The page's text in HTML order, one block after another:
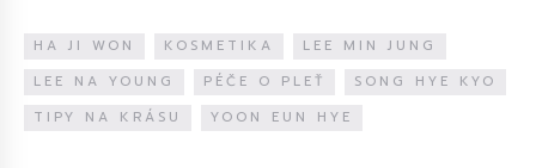
HA JI WON KOSMETIKA
LEE MIN JUNG
LEE NA YOUNG
PÉČE O PLEŤ
SONG HYE KYO
TIPY NA KRÁSU
YOON EUN HYE